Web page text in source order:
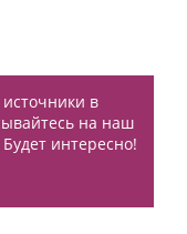
в
на наш
Будет интересно!